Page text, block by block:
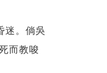
迷。倘吳
而教唆